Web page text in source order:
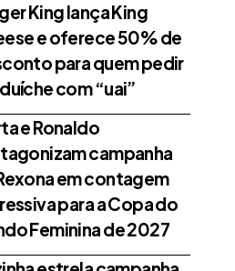
King lança King
e oferece 50% de
para quem pedir
com “uai”
e Ronaldo
campanha
em contagem
para a Copa do
Feminina de 2027